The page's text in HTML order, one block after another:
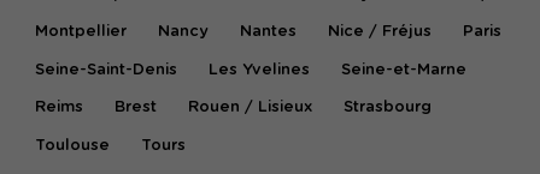
Montpellier Nancy Nantes Nice / Fréjus Paris
Seine-Saint-Denis Les Yvelines Seine-et-Marne
Reims Brest Rouen / Lisieux Strasbourg
Toulouse Tours